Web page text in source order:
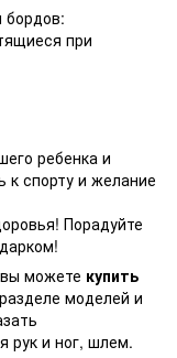
бордов:
при
ребенка и
к спорту и желание
Порадуйте
можете купить
моделей и
рук и ног, шлем.